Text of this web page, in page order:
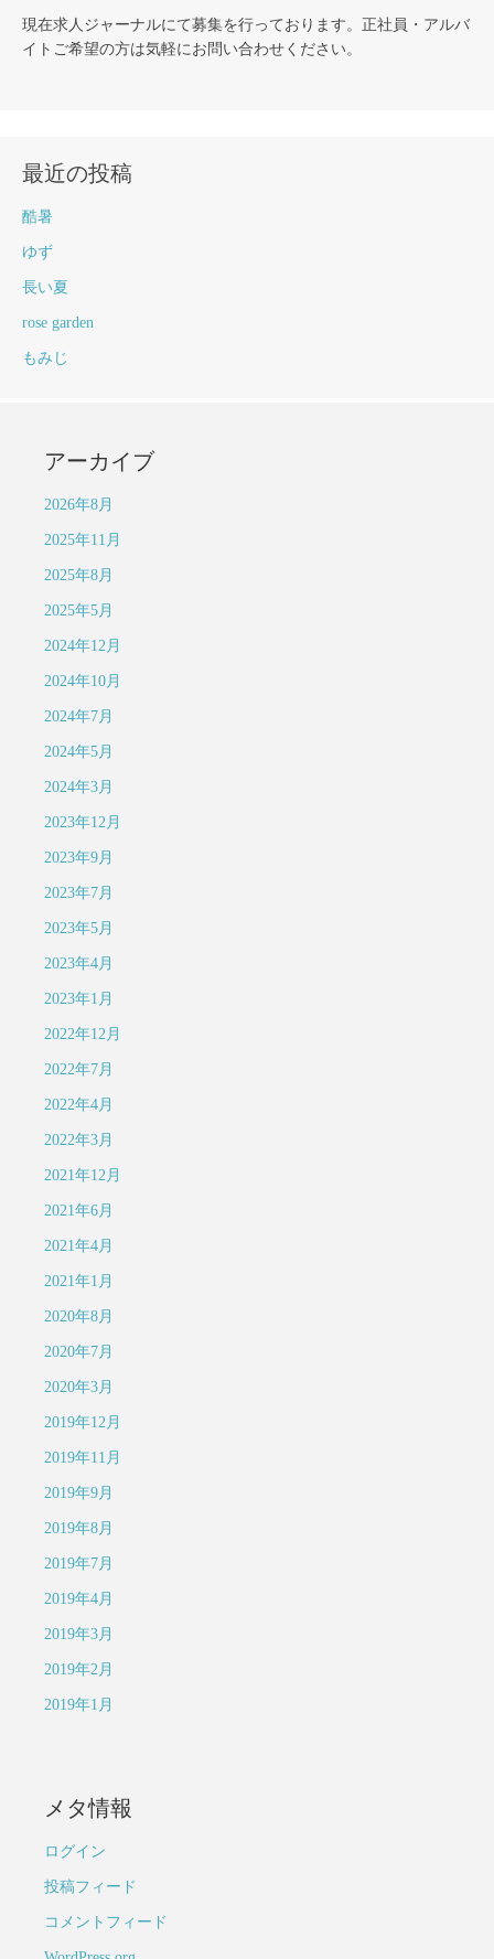
現在求人ジャーナルにて募集を行っております。正社員・アルバ
イトご希望の方は気軽にお問い合わせください。
最近の投稿
酷暑
ゆず
長い夏
rose garden
もみじ
アーカイブ
2026年8月
2025年11月
2025年8月
2025年5月
2024年12月
2024年10月
2024年7月
2024年5月
2024年3月
2023年12月
2023年9月
2023年7月
2023年5月
2023年4月
2023年1月
2022年12月
2022年7月
2022年4月
2022年3月
2021年12月
2021年6月
2021年4月
2021年1月
2020年8月
2020年7月
2020年3月
2019年12月
2019年11月
2019年9月
2019年8月
2019年7月
2019年4月
2019年3月
2019年2月
2019年1月
メタ情報
ログイン
投稿フィード
コメントフィード